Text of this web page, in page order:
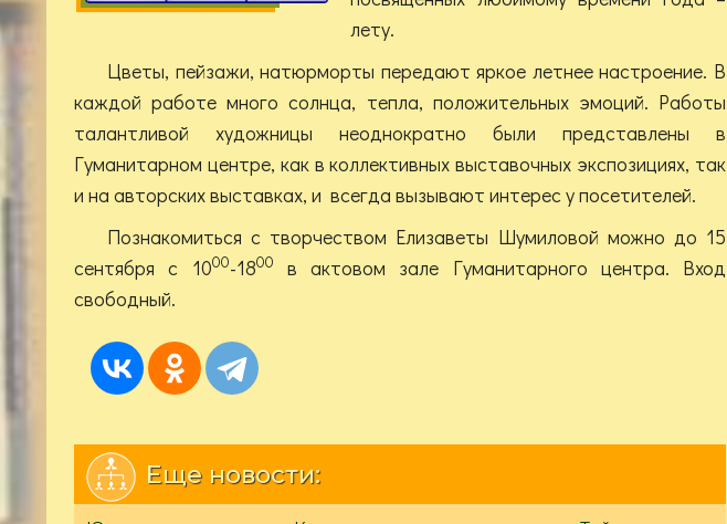
лету.
Цветы, пейзажи, натюрморты передают яркое летнее настроение. В
каждой работе много солнца, тепла, положительных эмоций. Работы
талантливой художницы неоднократно были представлены в
Гуманитарном центре, как в коллективных выставочных экспозициях, так
и на авторских выставках, и всегда вызывают интерес у посетителей.
Познакомиться с творчеством Елизаветы Шумиловой можно до 15
сентября с 1000-1800
в актовом зале Гуманитарного центра. Вход
свободный.
Еще новости: